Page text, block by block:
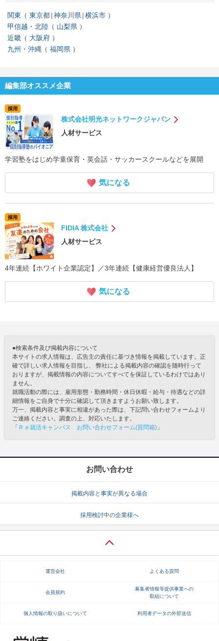
関東 東京都 神奈川県 横浜市
甲信越・北陸
山梨県
近畿
大阪府
九州・沖縄
福岡県
編集部オススメ企業
採用
株式会社明光ネットワークジャパン
人材サービス
学習塾をはじめ学童保育・英会話・サッカースクールなどを展開
気になる
採用
FIDIA 株式会社
人材サービス
4年連続【ホワイト企業認定】／3年連続【健康経営優良法人】
気になる
●検索条件及び掲載内容について
本サイトの求人情報は、広告主の責任に基づき情報を掲載しています。正
確で詳しい求人情報を目指し、 弊社による掲載内容の確認を随時行って
おりますが、掲載情報の内容についてすべてを保証しているわけではあり
ません。
就職活動の際には、雇用形態・勤務時間・休日休暇・給与・待遇などの詳
細情報をご自身で十分に確認して頂きますようお願い致します。
万一、掲載内容と事実に相違があった際は、下記問い合わせフォームより
ご連絡ください。調査の上、対応いたします。
「 Ｒｅ就活キャンパス お問い合わせフォーム(質問箱) 」
お問い合わせ
掲載内容と事実が異なる場合
採用検討中の企業様へ
運営会社 よくある質問
会員規約
募集者情報等提供事業への
取組について
個人情報の取り扱いについて 利用者データの外部送信